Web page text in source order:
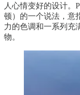
人心情变好的设计。
顿）的一个说法，意
力的色调和一系列充
物。